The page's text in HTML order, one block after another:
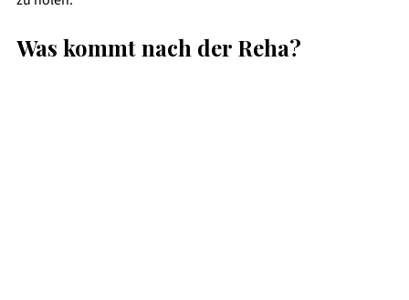
Was kommt nach der Reha?